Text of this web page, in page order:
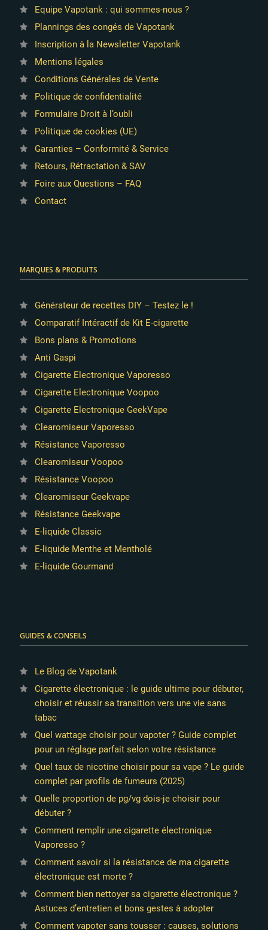
Equipe Vapotank : qui sommes-nous ?
Plannings des congés de Vapotank
Inscription à la Newsletter Vapotank
Mentions légales
Conditions Générales de Vente
Politique de confidentialité
Formulaire Droit à l’oubli
Politique de cookies (UE)
Garanties – Conformité & Service
Retours, Rétractation & SAV
Foire aux Questions – FAQ
Contact
MARQUES & PRODUITS
Générateur de recettes DIY – Testez le !
Comparatif Intéractif de Kit E-cigarette
Bons plans & Promotions
Anti Gaspi
Cigarette Electronique Vaporesso
Cigarette Electronique Voopoo
Cigarette Electronique GeekVape
Clearomiseur Vaporesso
Résistance Vaporesso
Clearomiseur Voopoo
Résistance Voopoo
Clearomiseur Geekvape
Résistance Geekvape
E-liquide Classic
E-liquide Menthe et Mentholé
E-liquide Gourmand
GUIDES & CONSEILS
Le Blog de Vapotank
Cigarette électronique : le guide ultime pour débuter,
choisir et réussir sa transition vers une vie sans
tabac
Quel wattage choisir pour vapoter ? Guide complet
pour un réglage parfait selon votre résistance
Quel taux de nicotine choisir pour sa vape ? Le guide
complet par profils de fumeurs (2025)
Quelle proportion de pg/vg dois-je choisir pour
débuter ?
Comment remplir une cigarette électronique
Vaporesso ?
Comment savoir si la résistance de ma cigarette
électronique est morte ?
Comment bien nettoyer sa cigarette électronique ?
Astuces d’entretien et bons gestes à adopter
Comment vapoter sans tousser : causes, solutions